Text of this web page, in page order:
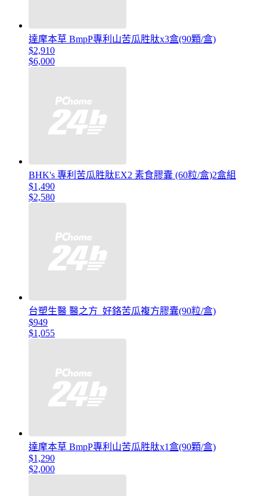
達摩本草 BmpP專利山苦瓜胜肽x3盒(90顆/盒)
$2,910
$6,000
BHK's 專利苦瓜胜肽EX2 素食膠囊 (60粒/盒)2盒組
$1,490
$2,580
台塑生醫 醫之方_好鉻苦瓜複方膠囊(90粒/盒)
$949
$1,055
達摩本草 BmpP專利山苦瓜胜肽x1盒(90顆/盒)
$1,290
$2,000